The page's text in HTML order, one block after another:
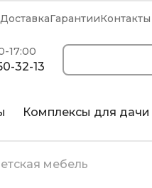
ДоставкаГарантииКонтакты
17:00
32-13
Комплексы для дачи
мебель